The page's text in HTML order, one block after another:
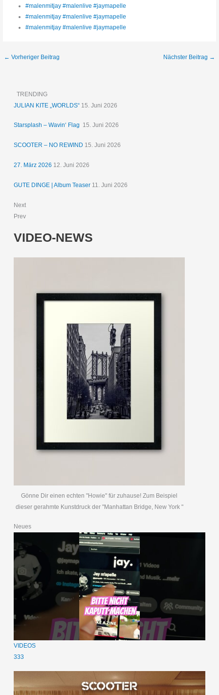
#malenmitjay #malenlive #jaymapelle
#malenmitjay #malenlive #jaymapelle
#malenmitjay #malenlive #jaymapelle
← Vorheriger Beitrag Nächster Beitrag →
TRENDING
JULIAN KITE „WORLDS“ 15. Juni 2026
Starsplash – Wavin‘ Flag 15. Juni 2026
SCOOTER – NO REWIND 15. Juni 2026
27. März 2026 12. Juni 2026
GUTE DINGE | Album Teaser 11. Juni 2026
Next
Prev
VIDEO-NEWS
Gönne Dir einen echten "Howie" für zuhause! Zum Beispiel
dieser gerahmte Kunstdruck der "Manhattan Bridge, New York "
Neues
VIDEOS
333